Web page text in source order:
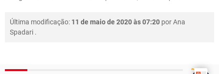
Última modificação: 11 de maio de 2020 às 07:20 porAna
Spadari .